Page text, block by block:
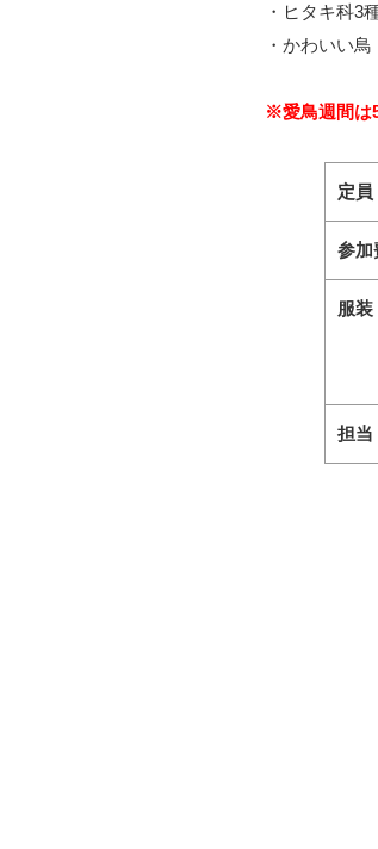
・ヒタキ科3
・かわいい鳥
※愛鳥週間は
定員
参加
服装
担当